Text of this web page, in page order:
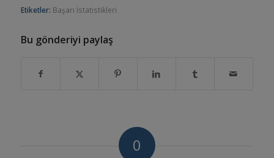
Etiketler: Başarı İstatistikleri
Bu gönderiyi paylaş
0